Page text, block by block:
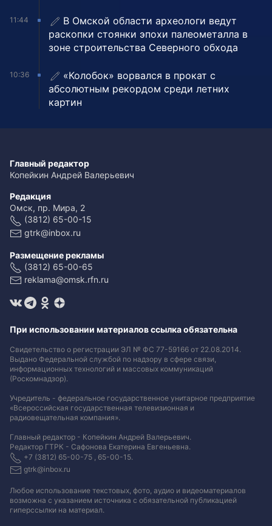
11:44
В Омской области археологи ведут
раскопки стоянки эпохи палеометалла в
зоне строительства Северного обхода
10:36
«Колобок» ворвался в прокат с
абсолютным рекордом среди летних
картин
Главный редактор
Копейкин Андрей Валерьевич
Редакция
Омск, пр. Мира, 2
(3812) 65-00-15
gtrk@inbox.ru
Размещение рекламы
(3812) 65-00-65
reklama@omsk.rfn.ru
При использовании материалов ссылка обязательна
Свидетельство о регистрации ЭЛ № ФС 77-59166 от 22.08.2014.
Выдано Федеральной службой по надзору в сфере связи,
информационных технологий и массовых коммуникаций
(Роскомнадзор).
Учредитель - федеральное государственное унитарное предприятие
«Всероссийская государственная телевизионная и
радиовещательная компания».
Главный редактор - Копейкин Андрей Валерьевич.
Редактор ГТРК - Сафонова Екатерина Евгеньевна.
+7 (3812) 65-00-75 , 65-00-15.
gtrk@inbox.ru
Любое использование текстовых, фото, аудио и видеоматериалов
возможна с указанием источника с обязательной публикацией
гиперссылки на материал.